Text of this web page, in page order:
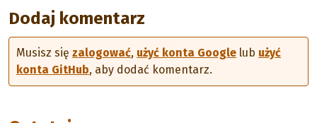
Dodaj komentarz
Musisz się zalogować, użyć konta Google lub użyć
konta GitHub, aby dodać komentarz.